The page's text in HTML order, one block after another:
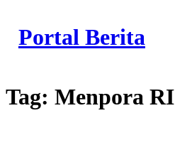
content
Portal Berita
Tag: Menpora RI